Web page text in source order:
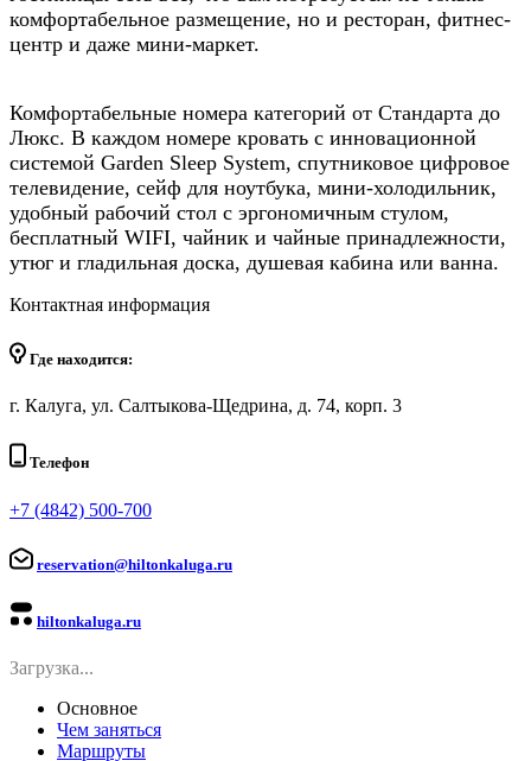
комфортабельное размещение, но и ресторан, фитнес-
центр и даже мини-маркет.
Комфортабельные номера категорий от Стандарта до
Люкс. В каждом номере кровать с инновационной
системой Garden Sleep System, спутниковое цифровое
телевидение, сейф для ноутбука, мини-холодильник,
удобный рабочий стол с эргономичным стулом,
бесплатный WIFI, чайник и чайные принадлежности,
утюг и гладильная доска, душевая кабина или ванна.
Контактная информация
Где находится:
г. Калуга, ул. Салтыкова-Щедрина, д. 74, корп. 3
Телефон
+7 (4842) 500-700
reservation@hiltonkaluga.ru
hiltonkaluga.ru
Загрузка...
Основное
Чем заняться
Маршруты